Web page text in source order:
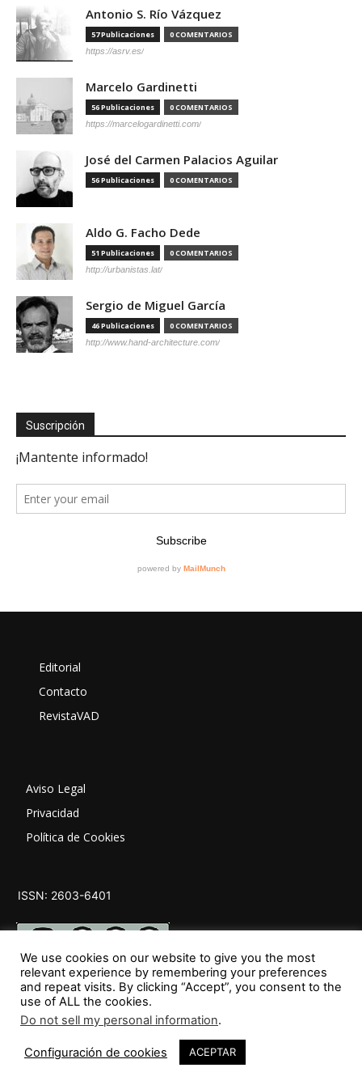
Antonio S. Río Vázquez
57 Publicaciones 0 COMENTARIOS
https://asrv.es/
Marcelo Gardinetti
56 Publicaciones 0 COMENTARIOS
https://marcelogardinetti.com/
José del Carmen Palacios Aguilar
56 Publicaciones 0 COMENTARIOS
Aldo G. Facho Dede
51 Publicaciones 0 COMENTARIOS
http://urbanistas.lat/
Sergio de Miguel García
46 Publicaciones 0 COMENTARIOS
http://www.hand-architecture.com/
Suscripción
Editorial
Contacto
RevistaVAD
Aviso Legal
Privacidad
Política de Cookies
ISSN: 2603-6401
SÍGUENOS
We use cookies on our website to give you the most
relevant experience by remembering your preferences
and repeat visits. By clicking “Accept”, you consent to the
use of ALL the cookies.
Do not sell my personal information.
Configuración de cookies ACEPTAR